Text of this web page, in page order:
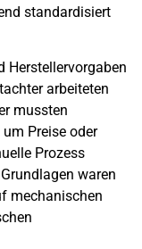
standardisiert
Herstellervorgaben
arbeiteten
mussten
Preise oder
Prozess
waren
mechanischen